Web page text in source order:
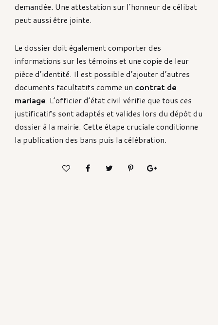
demandée. Une attestation sur l’honneur de célibat
peut aussi être jointe.
Le dossier doit également comporter des
informations sur les témoins et une copie de leur
pièce d’identité. Il est possible d’ajouter d’autres
documents facultatifs comme un contrat de
mariage. L’officier d’état civil vérifie que tous ces
justificatifs sont adaptés et valides lors du dépôt du
dossier à la mairie. Cette étape cruciale conditionne
la publication des bans puis la célébration.